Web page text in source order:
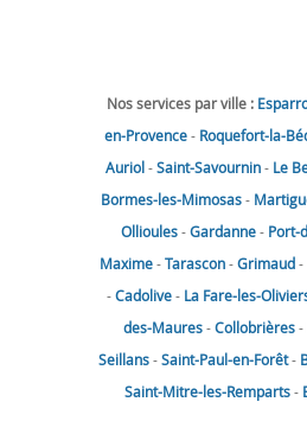
Nos services par ville :
en-Provence- Roquefort-la-
Auriol-Saint-Savournin- Le
Bormes-les-Mimosas-
Ollioules-Gardanne- Port-
Maxime-Tarascon-Grimaud-
-Cadolive- La Fare-les-
des-Maures-Collobrières-
Seillans-Saint-Paul-en-Forêt-
Saint-Mitre-les-Remparts-